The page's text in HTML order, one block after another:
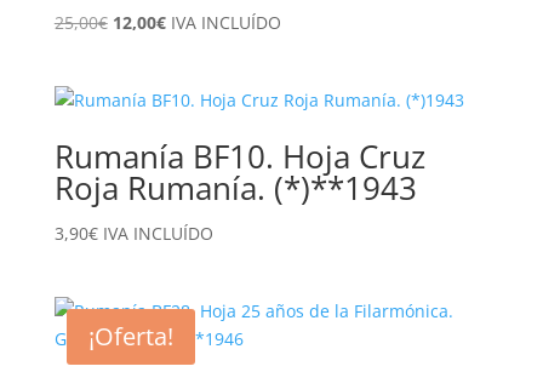
25,00€ El
era:
12,00€El
es:
IVA INCLUÍDO
Rumanía BF10. Hoja Cruz
Roja Rumanía. (*)**1943
3,90€ IVA INCLUÍDO
¡Oferta!